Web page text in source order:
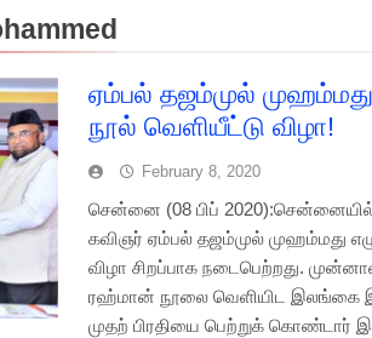
ஏம்பல் தஜம்முல்
நூல் வெளியீட்டு விழா!
February 8, 2020
சென்னை (08 பிப்
கவிஞர் ஏம்பல் தஜம்முல் முஹம்மது
விழா சிறப்பாக நடைபெற்றது.
ரஹ்மான் நூலை வெளியிட இலங்கை
முதற் பிரதியை பெற்றுக் கொண்டார்